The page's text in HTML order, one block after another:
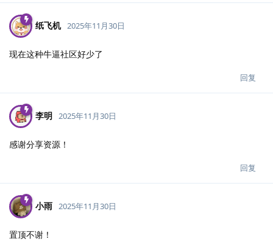
纸飞机 2025年11月30日
现在这种牛逼社区好少了
回复
李明 2025年11月30日
感谢分享资源！
回复
小雨 2025年11月30日
置顶不谢！